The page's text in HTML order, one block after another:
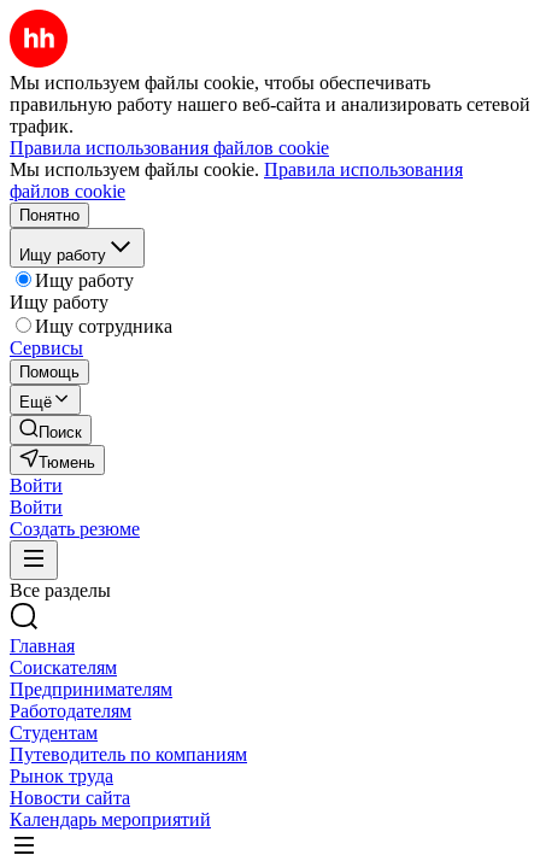
Мы используем файлы cookie, чтобы обеспечивать
правильную работу нашего веб-сайта и анализировать сетевой
трафик.
Правила использования файлов cookie
Мы используем файлы cookie. Правила использования
файлов cookie
Понятно
Ищу работу
Ищу работу
Ищу работу
Ищу сотрудника
Сервисы
Помощь
Ещё
Поиск
Тюмень
Войти
Войти
Создать резюме
Все разделы
Главная
Соискателям
Предпринимателям
Работодателям
Студентам
Путеводитель по компаниям
Рынок труда
Новости сайта
Календарь мероприятий